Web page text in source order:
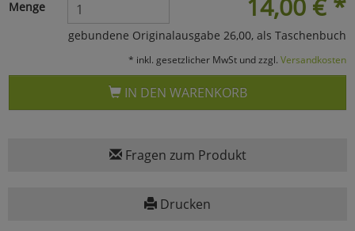
Menge
gebundene Originalausgabe 26,00, als Taschenbuch
* inkl. gesetzlicher MwSt und zzgl. Versandkosten
IN DEN WARENKORB
Fragen zum Produkt
Drucken